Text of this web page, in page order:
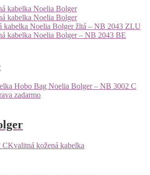
zadarmo
CKvalitná kožená kabelka